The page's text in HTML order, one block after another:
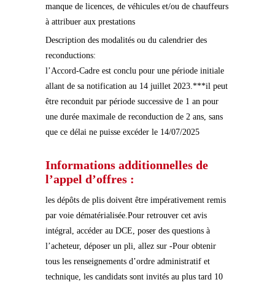
manque de licences, de véhicules et/ou de chauffeurs
à attribuer aux prestations
Description des modalités ou du calendrier des
reconductions:
l’Accord-Cadre est conclu pour une période initiale
allant de sa notification au 14 juillet 2023.***il peut
être reconduit par période successive de 1 an pour
une durée maximale de reconduction de 2 ans, sans
que ce délai ne puisse excéder le 14/07/2025
Informations additionnelles de
l’appel d’offres :
les dépôts de plis doivent être impérativement remis
par voie dématérialisée.Pour retrouver cet avis
intégral, accéder au DCE, poser des questions à
l’acheteur, déposer un pli, allez sur -Pour obtenir
tous les renseignements d’ordre administratif et
technique, les candidats sont invités au plus tard 10